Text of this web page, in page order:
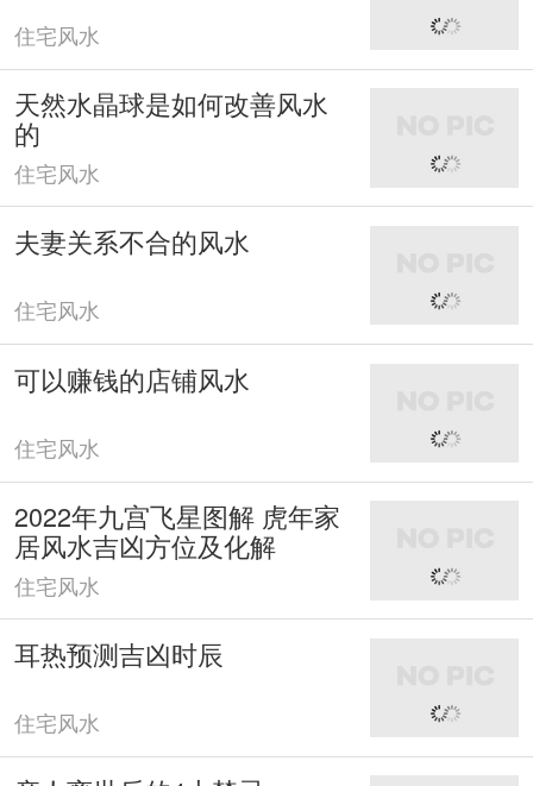
住宅风水
天然水晶球是如何改善风水
的
住宅风水
夫妻关系不合的风水
住宅风水
可以赚钱的店铺风水
住宅风水
2022年九宫飞星图解 虎年家
居风水吉凶方位及化解
住宅风水
耳热预测吉凶时辰
住宅风水